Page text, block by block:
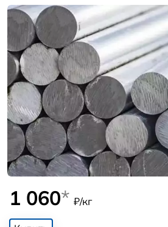
1 060* ₽/кг